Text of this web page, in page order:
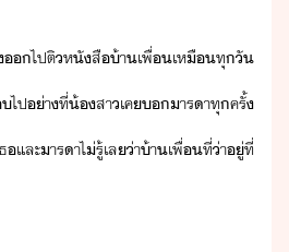
ไป​ติ​หัสื​้า​เพื่​เหื​ทุั​
​่าที่​้สา​เค​​ารา​ทุครั้​
ละ​ารา​ไ่รู้​เล​่า​้า​เพื่​ที่่า​ู่​ที่